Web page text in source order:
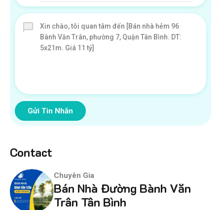
Gửi Tin Nhắn
Contact
Chuyên Gia
Bán Nhà Đường Bành Văn
Trân Tân Bình